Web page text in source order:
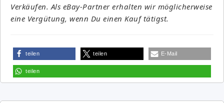
Verkäufen. Als eBay-Partner erhalten wir möglicherweise
eine Vergütung, wenn Du einen Kauf tätigst.
teilen teilen E-Mail
teilen